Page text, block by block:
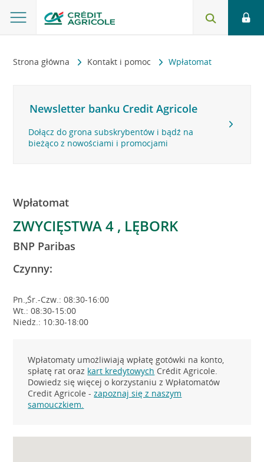
Strona główna Kontakt i pomoc Wpłatomat
Newsletter banku Credit Agricole
Dołącz do grona subskrybentów i bądź na
bieżąco z nowościami i promocjami
Wpłatomat
ZWYCIĘSTWA 4 , LĘBORK
BNP Paribas
Czynny:
Pn.,Śr.-Czw.: 08:30-16:00
Wt.: 08:30-15:00
Niedz.: 10:30-18:00
Wpłatomaty umożliwiają wpłatę gotówki na konto,
spłatę rat oraz kart kredytowych Crédit Agricole.
Dowiedz się więcej o korzystaniu z Wpłatomatów
Credit Agricole -zapoznaj się z naszym
samouczkiem.